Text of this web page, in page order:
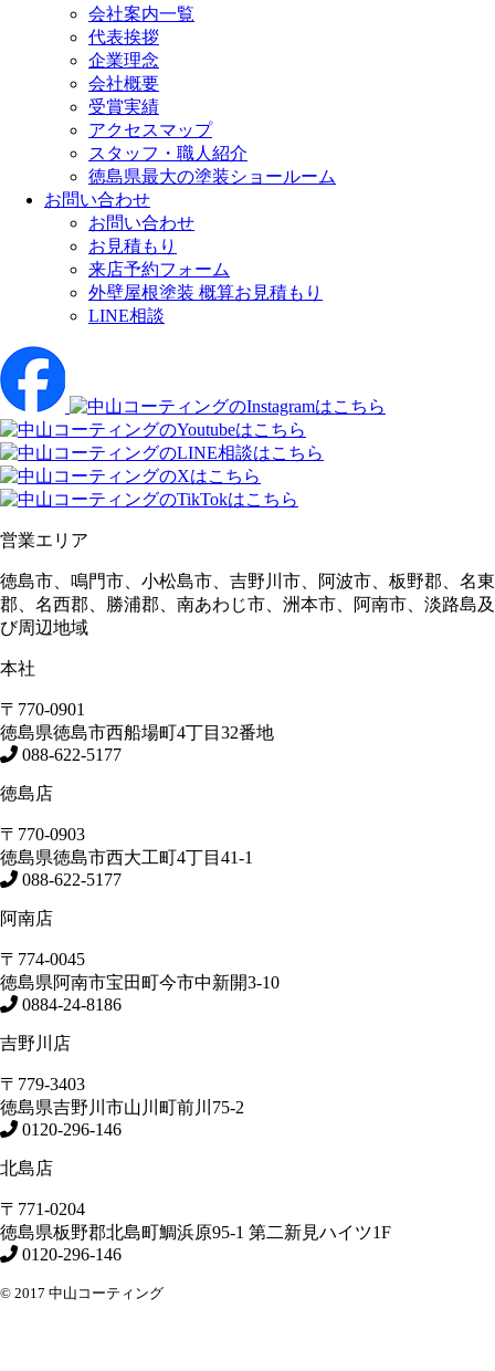
会社案内一覧
代表挨拶
企業理念
会社概要
受賞実績
アクセスマップ
スタッフ・職人紹介
徳島県最大の塗装ショールーム
お問い合わせ
お問い合わせ
お見積もり
来店予約フォーム
外壁屋根塗装 概算お見積もり
LINE相談
営業エリア
徳島市、鳴門市、小松島市、吉野川市、阿波市、板野郡、名東
郡、名西郡、勝浦郡、南あわじ市、洲本市、阿南市、淡路島及
び周辺地域
本社
〒770-0901
徳島県徳島市西船場町4丁目32番地
088-622-5177
徳島店
〒770-0903
徳島県徳島市西大工町4丁目41-1
088-622-5177
阿南店
〒774-0045
徳島県阿南市宝田町今市中新開3-10
0884-24-8186
吉野川店
〒779-3403
徳島県吉野川市山川町前川75-2
0120-296-146
北島店
〒771-0204
徳島県板野郡北島町鯛浜原95-1 第二新見ハイツ1F
0120-296-146
© 2017 中山コーティング